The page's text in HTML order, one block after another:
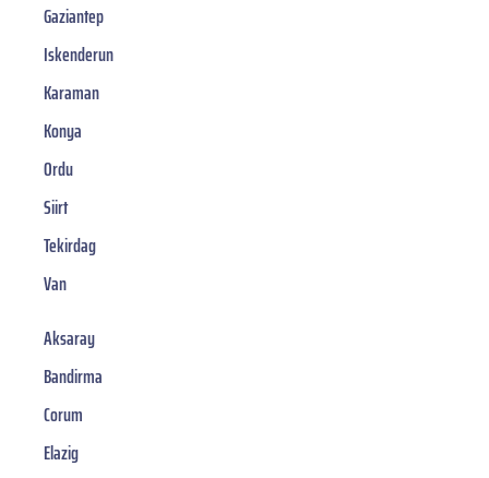
Gaziantep
Iskenderun
Karaman
Konya
Ordu
Siirt
Tekirdag
Van
Aksaray
Bandirma
Corum
Elazig